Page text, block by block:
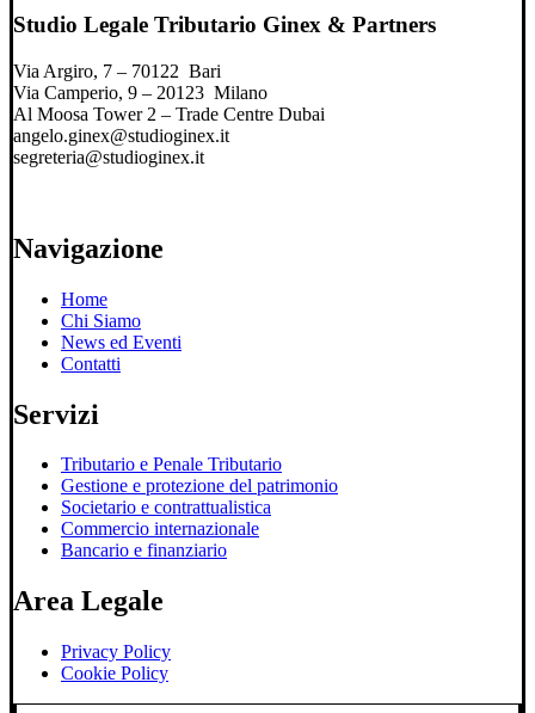
Studio Legale Tributario Ginex & Partners
Via Argiro, 7 – 70122 Bari
Via Camperio, 9 – 20123 Milano
Al Moosa Tower 2 – Trade Centre Dubai
angelo.ginex@studioginex.it
segreteria@studioginex.it
Navigazione
Home
Chi Siamo
News ed Eventi
Contatti
Servizi
Tributario e Penale Tributario
Gestione e protezione del patrimonio
Societario e contrattualistica
Commercio internazionale
Bancario e finanziario
Area Legale
Privacy Policy
Cookie Policy